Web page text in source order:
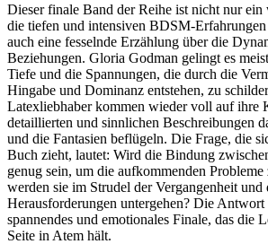
Dieser finale Band der Reihe ist nicht nur
die tiefen und intensiven BDSM-Erfahrungen
auch eine fesselnde Erzählung über die
Beziehungen. Gloria Godman gelingt es
Tiefe und die Spannungen, die durch die
Hingabe und Dominanz entstehen, zu
Latexliebhaber kommen wieder voll auf ihre
detaillierten und sinnlichen Beschreibungen
und die Fantasien beflügeln. Die Frage, die
Buch zieht, lautet: Wird die Bindung
genug sein, um die aufkommenden Probleme
werden sie im Strudel der Vergangenheit und
Herausforderungen untergehen? Die
spannendes und emotionales Finale, das die
Seite in Atem hält.